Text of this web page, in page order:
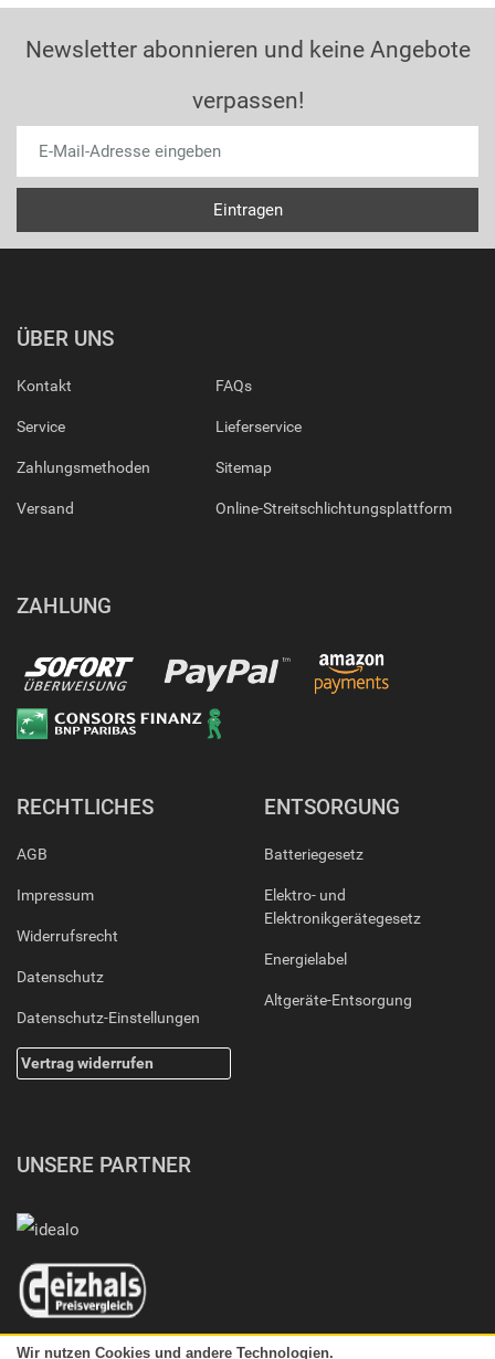
Newsletter abonnieren und keine Angebote
verpassen!
ÜBER UNS
Kontakt
Service
Zahlungsmethoden
Versand
FAQs
Lieferservice
Sitemap
Online-Streitschlichtungsplattform
ZAHLUNG
RECHTLICHES
AGB
Impressum
Widerrufsrecht
Datenschutz
Datenschutz-Einstellungen
Vertrag widerrufen
ENTSORGUNG
Batteriegesetz
Elektro- und
Elektronikgerätegesetz
Energielabel
Altgeräte-Entsorgung
UNSERE PARTNER
Wir nutzen Cookies und andere Technologien.